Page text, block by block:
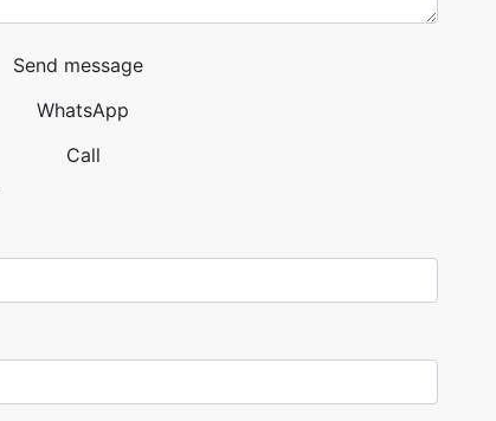
Send message
WhatsApp
Call